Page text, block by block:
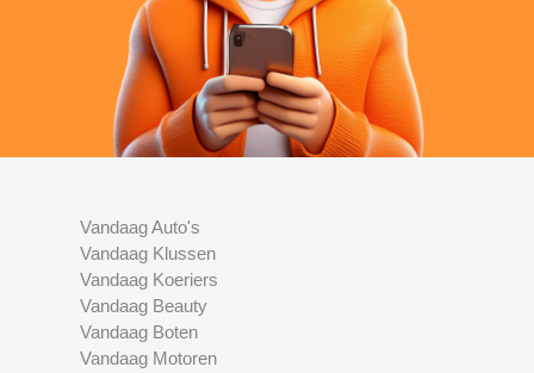
Vandaag Auto's
Vandaag Klussen
Vandaag Koeriers
Vandaag Beauty
Vandaag Boten
Vandaag Motoren